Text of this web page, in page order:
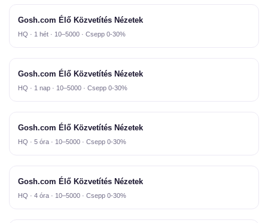
Gosh.com Élő Közvetítés Nézetek
HQ · 1 hét · 10–5000 · Csepp 0-30%
Gosh.com Élő Közvetítés Nézetek
HQ · 1 nap · 10–5000 · Csepp 0-30%
Gosh.com Élő Közvetítés Nézetek
HQ · 5 óra · 10–5000 · Csepp 0-30%
Gosh.com Élő Közvetítés Nézetek
HQ · 4 óra · 10–5000 · Csepp 0-30%